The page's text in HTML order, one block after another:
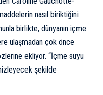
nasıl biriktiğini
birlikte, dünyanın içme
ulaşmadan çok önce
ekliyor. “İçme suyu
şekilde